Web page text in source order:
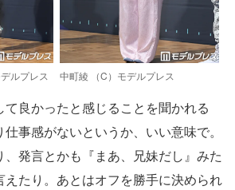
ルプレス 中町綾 （C）モデルプレス
て良かったと感じることを聞かれる
事感がないというか、いい意味で。
、発言とかも『まあ、兄妹だし』みた
えたり。あとはオフを勝手に決められ